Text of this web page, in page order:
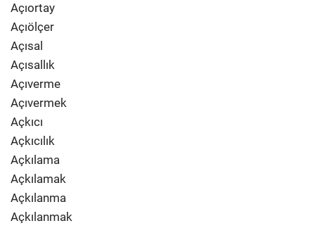
Açıortay
Açıölçer
Açısal
Açısallık
Açıverme
Açıvermek
Açkıcı
Açkıcılık
Açkılama
Açkılamak
Açkılanma
Açkılanmak